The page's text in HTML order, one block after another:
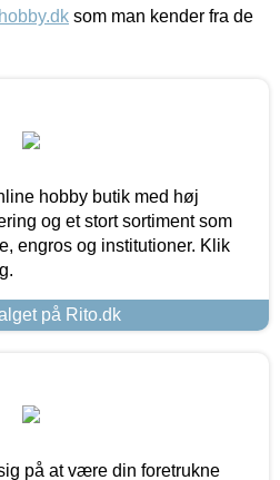
som man kender fra de
hobby butik med høj
og et stort sortiment som
engros og institutioner. Klik
på Rito.dk
på at være din foretrukne